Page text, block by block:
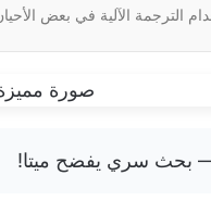
الترجمة الآلية في بعض